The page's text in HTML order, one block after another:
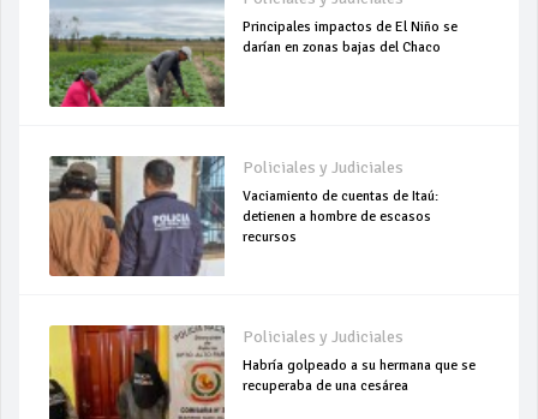
Principales impactos de El Niño se
darían en zonas bajas del Chaco
Policiales y Judiciales
Vaciamiento de cuentas de Itaú:
detienen a hombre de escasos
recursos
Policiales y Judiciales
Habría golpeado a su hermana que se
recuperaba de una cesárea